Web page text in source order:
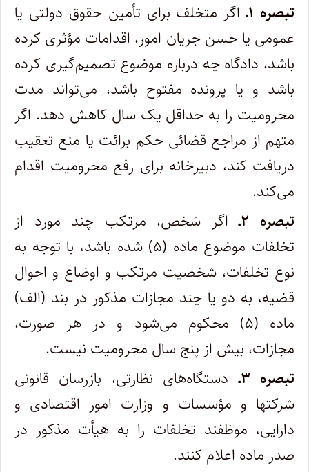
تبصره ۱ـ اگر متخلف برای تأمین حقوق دولتی یا
عمومی یا حسن جریان امور، اقدامات مؤثری کرده
باشد، دادگاه چه درباره موضوع تصمیم‌گیری کرده
باشد و یا پرونده مفتوح باشد، می‌تواند مدت
محرومیت را به حداقل یک سال کاهش دهد. اگر
متهم از مراجع قضائی حکم برائت یا منع تعقیب
دریافت کند، دبیرخانه برای رفع محرومیت اقدام
می‌کند.
تبصره ۲ـ
اگر شخص، مرتکب چند مورد از
تخلفات موضوع ماده (۵) شده باشد، با توجه به
نوع تخلفات، شخصیت مرتکب و اوضاع و احوال
قضیه، به دو یا چند مجازات مذکور در بند (الف)
ماده (۵) محکوم می‌شود و در هر صورت،
مجازات، بیش از پنج سال محرومیت نیست.
تبصره ۳ـ
دستگاه‌های نظارتی، بازرسان قانونی
شرکتها و مؤسسات و وزارت امور اقتصادی و
دارایی، موظفند تخلفات را به هیأت مذکور در
صدر ماده اعلام کنند.